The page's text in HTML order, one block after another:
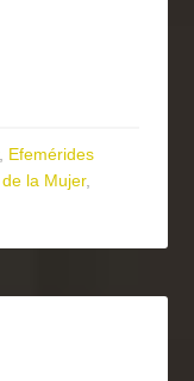
Efemérides
la Mujer,